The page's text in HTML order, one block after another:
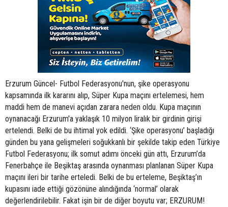
Erzurum Güncel- Futbol Federasyonu'nun, şike operasyonu
kapsamında ilk kararını alıp, Süper Kupa maçını ertelemesi, hem
maddi hem de manevi açıdan zarara neden oldu. Kupa maçının
oynanacağı Erzurum'a yaklaşık 10 milyon liralık bir girdinin girişi
ertelendi. Belki de bu ihtimal yok edildi. ‘Şike operasyonu’ başladığı
günden bu yana gelişmeleri soğukkanlı bir şekilde takip eden Türkiye
Futbol Federasyonu; ilk somut adımı önceki gün attı, Erzurum’da
Fenerbahçe ile Beşiktaş arasında oynanması planlanan Süper Kupa
maçını ileri bir tarihe erteledi. Belki de bu erteleme, Beşiktaş’ın
kupasını iade ettiği gözönüne alındığında ‘normal’ olarak
değerlendirilebilir. Fakat işin bir de diğer boyutu var; ERZURUM!